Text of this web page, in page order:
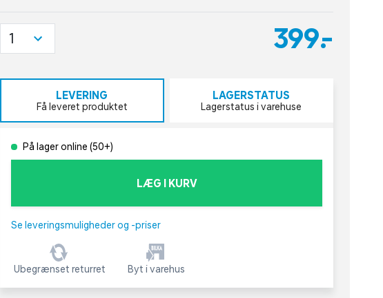
399,-
1
LEVERING
Få leveret produktet
LAGERSTATUS
Lagerstatus i varehuse
På lager online (50+)
LÆG I KURV
Se leveringsmuligheder og -priser
Ubegrænset returret Byt i varehus